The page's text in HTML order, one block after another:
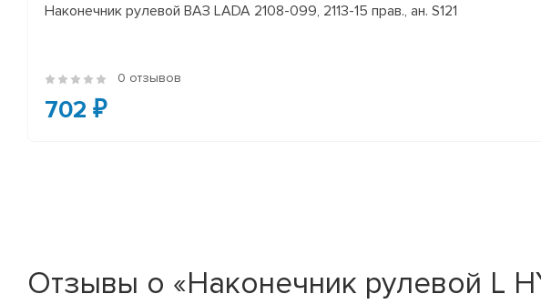
Наконечник рулевой ВАЗ LADA 2108-099, 2113-15 прав., ан. S121
0 отзывов
702 ₽
Отзывы о «Наконечник рулевой L